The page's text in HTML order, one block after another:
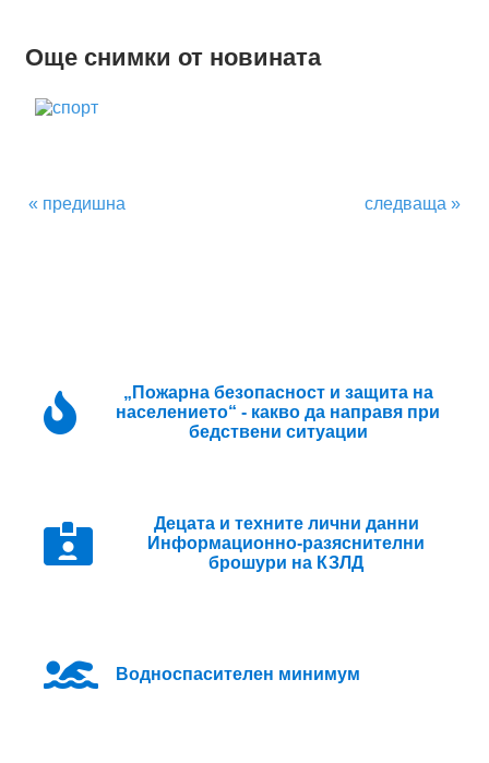
Още снимки от новината
« предишна следваща »
„Пожарна безопасност и защита на
населението“ - какво да направя при
бедствени ситуации
Децата и техните лични данни
Информационно-разяснителни
брошури на КЗЛД
Водноспасителен минимум